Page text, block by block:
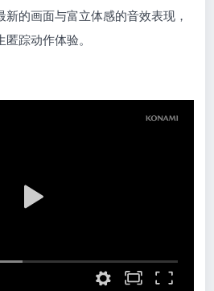
的画面与富立体感的音效表现，
踪动作体验。